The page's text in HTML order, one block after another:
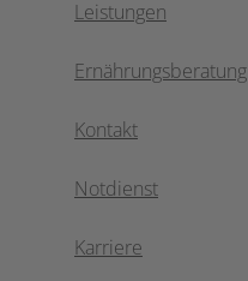
Leistungen
Ernährungsberatung
Kontakt
Notdienst
Karriere